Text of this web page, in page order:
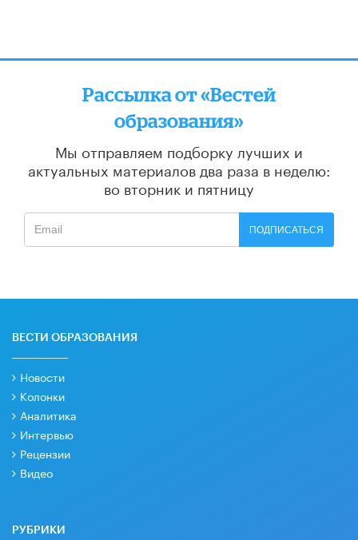
Рассылка от «Вестей
образования»
Мы отправляем подборку лучших и
актуальных материалов два раза в неделю:
во вторник и пятницу
ПОДПИСАТЬСЯ
ВЕСТИ ОБРАЗОВАНИЯ
Новости
Колонки
Аналитика
Интервью
Рецензии
Видео
РУБРИКИ